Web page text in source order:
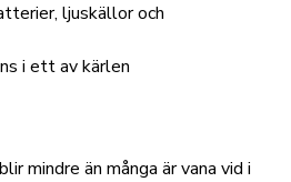
ljuskällor och
i ett av kärlen
mindre än många är vana vid i